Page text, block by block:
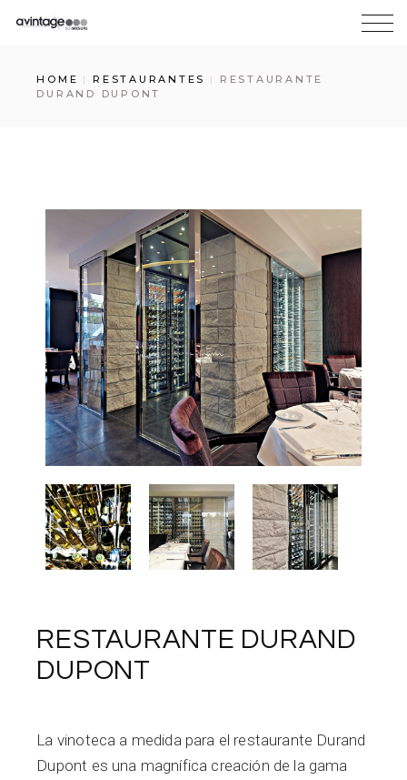
HOME RESTAURANTES
RESTAURANTE
DURAND DUPONT
RESTAURANTE DURAND
DUPONT
La vinoteca a medida para el restaurante Durand
Dupont es una magnífica creación de la gama